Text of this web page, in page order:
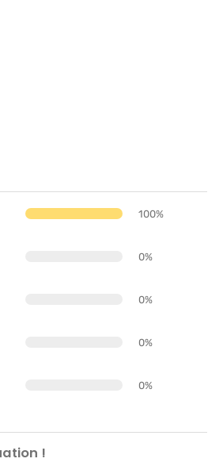
5 étoiles
100%
0%
0%
0%
0%
!